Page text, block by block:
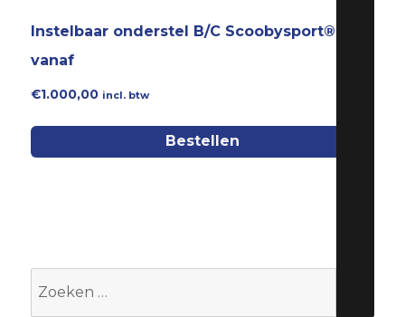
Instelbaar onderstel B/C Scoobysport®
vanaf
€1.000,00 incl. btw
Bestellen
Zoeken